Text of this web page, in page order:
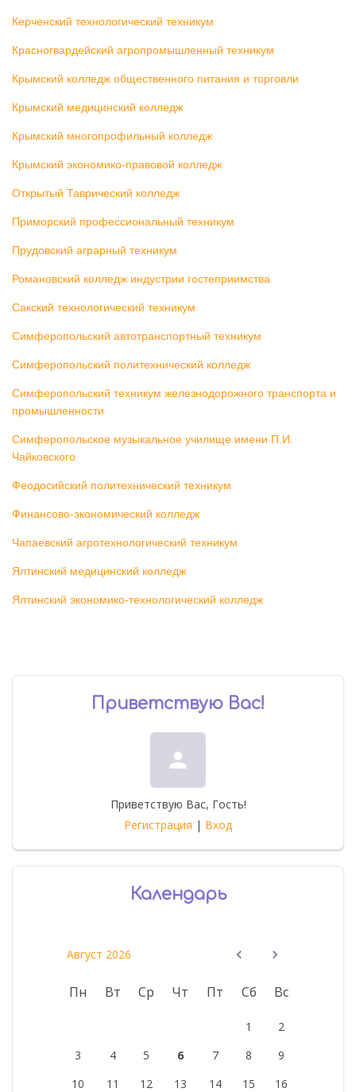
Керченский технологический техникум
Красногвардейский агропромышленный техникум
Крымский колледж общественного питания и торговли
Крымский медицинский колледж
Крымский многопрофильный колледж
Крымский экономико-правовой колледж
Открытый Таврический колледж
Приморский профессиональный техникум
Прудовский аграрный техникум
Романовский колледж индустрии гостеприимства
Сакский технологический техникум
Симферопольский автотранспортный техникум
Симферопольский политехнический колледж
Симферопольский техникум железнодорожного транспорта и
промышленности
Симферопольское музыкальное училище имени П.И.
Чайковского
Феодосийский политехнический техникум
Финансово-экономический колледж
Чапаевский агротехнологический техникум
Ялтинский медицинский колледж
Ялтинский экономико-технологический колледж
Приветствую Вас!
person
Приветствую Вас, Гость!
Регистрация | Вход
Календарь
Август 2026
Пн Вт Ср Чт Пт Сб Вс
1
2
3
4 5 6 7 8
9
10
11 12 13 14 15
16